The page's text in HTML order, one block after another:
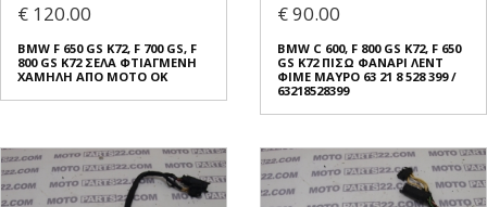
€ 120.00
BMW F 650 GS K72, F 700 GS, F
800 GS K72 ΣΕΛΑ ΦΤΙΑΓΜΕΝΗ
ΧΑΜΗΛΗ ΑΠΟ ΜΟΤΟ ΟΚ
€ 90.00
BMW C 600, F 800 GS K72, F 650
GS K72 ΠΙΣΩ ΦΑΝΑΡΙ ΛΕΝΤ
ΦΙΜΕ ΜΑΥΡΟ 63 21 8 528 399 /
63218528399